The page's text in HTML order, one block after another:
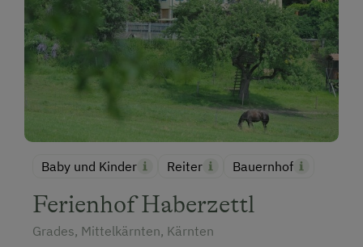
Baby und Kinder Reiter Bauernhof
Ferienhof Haberzettl
Grades, Mittelkärnten, Kärnten